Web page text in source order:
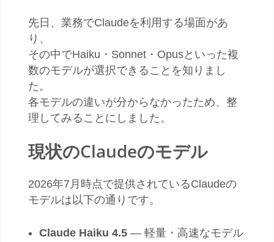
先日、業務でClaudeを利用する場面があ
り、
その中でHaiku・Sonnet・Opusといった複
数のモデルが選択できることを知りまし
た。
各モデルの違いが分からなかったため、整
理してみることにしました。
現状のClaudeのモデル
2026年7月時点で提供されているClaudeの
モデルは以下の通りです。
Claude Haiku 4.5 — 軽量・高速なモデル